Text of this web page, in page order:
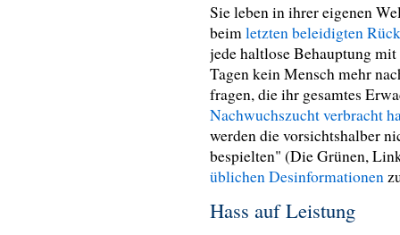
Sie leben in ihrer eigenen
beim letzten beleidigten
jede haltlose Behauptung
Tagen kein Mensch mehr
fragen, die ihr gesamtes
Nachwuchszucht verbracht
werden die vorsichtshalber
bespielten" (Die Grünen,
üblichen Desinformationen
Hass auf Leistung